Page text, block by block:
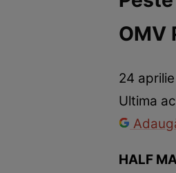
Dragoste
OMV
24
Ultima
HALF